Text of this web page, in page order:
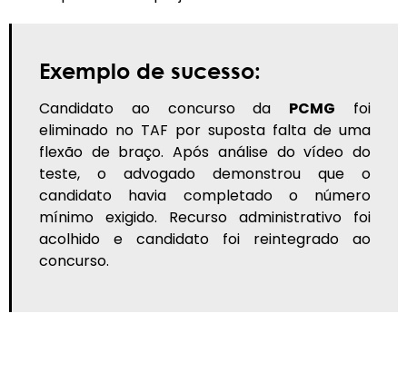
Exemplo de sucesso:
Candidato ao concurso da PCMG foi
eliminado no TAF por suposta falta de uma
flexão de braço. Após análise do vídeo do
teste, o advogado demonstrou que o
candidato havia completado o número
mínimo exigido. Recurso administrativo foi
acolhido e candidato foi reintegrado ao
concurso.